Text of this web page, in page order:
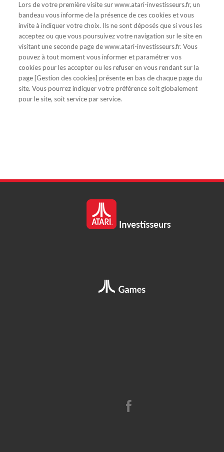
Lors de votre première visite sur www.atari-investisseurs.fr, un
bandeau vous informe de la présence de ces cookies et vous
invite à indiquer votre choix. Ils ne sont déposés que si vous les
acceptez ou que vous poursuivez votre navigation sur le site en
visitant une seconde page de www.atari-investisseurs.fr. Vous
pouvez à tout moment vous informer et paramétrer vos
cookies pour les accepter ou les refuser en vous rendant sur la
page [Gestion des cookies] présente en bas de chaque page du
site. Vous pourrez indiquer votre préférence soit globalement
pour le site, soit service par service.